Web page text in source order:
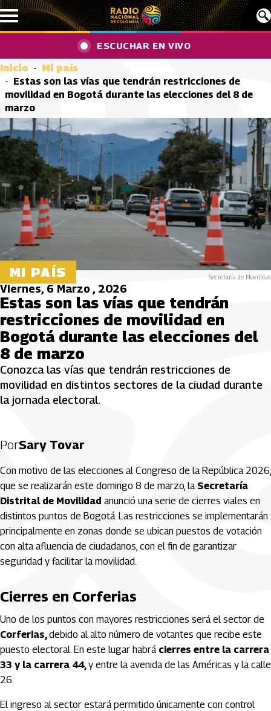
Pasar al contenido principal
ESCUCHAR EN VIVO
Inicio
Mi país
Estas son las vías que tendrán restricciones de
movilidad en Bogotá durante las elecciones del 8 de
marzo
MI PAÍS Secretaría de Movilidad
Viernes, 6 Marzo , 2026
Estas son las vías que tendrán
restricciones de movilidad en
Bogotá durante las elecciones del
8 de marzo
Conozca las vías que tendrán restricciones de
movilidad en distintos sectores de la ciudad durante
la jornada electoral.
PorSary Tovar
Con motivo de las elecciones al Congreso de la República 2026,
que se realizarán este domingo 8 de marzo, laSecretaría
Distrital de Movilidad anunció una serie de cierres viales en
distintos puntos de Bogotá. Las restricciones se implementarán
principalmente en zonas donde se ubican puestos de votación
con alta afluencia de ciudadanos, con el fin de garantizar
seguridad y facilitar la movilidad.
Cierres en Corferias
Uno de los puntos con mayores restricciones será el sector de
Corferias,debido al alto número de votantes que recibe este
puesto electoral. En este lugar habrá cierres entre la carrera
33 y la carrera 44,y entre la avenida de las Américas y la calle
26.
El ingreso al sector estará permitido únicamente con control